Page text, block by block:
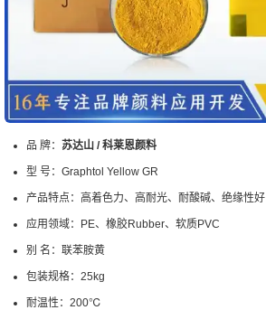
品 牌： 苏达山 / 科莱恩颜料
型 号： Graphtol Yellow GR
产品特点： 高着色力、高耐光、耐酸碱、绝缘性好
应用领域： PE、橡胶Rubber、软质PVC
别 名： 联苯胺黄
包装规格： 25kg
耐温性： 200℃